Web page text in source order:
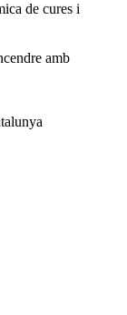
de cures i
amb